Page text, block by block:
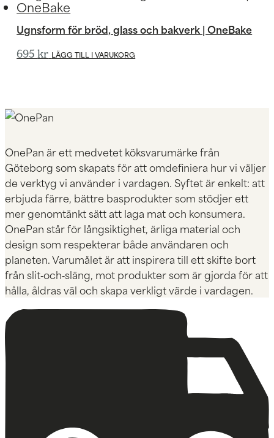
Ugnsform för bröd, glass och bakverk | OneBake
695kr LÄGG TILL I VARUKORG
OnePan är ett medvetet köksvarumärke från
Göteborg som skapats för att omdefiniera hur vi väljer
de verktyg vi använder i vardagen. Syftet är enkelt: att
erbjuda färre, bättre basprodukter som stödjer ett
mer genomtänkt sätt att laga mat och konsumera.
OnePan står för långsiktighet, ärliga material och
design som respekterar både användaren och
planeten. Varumålet är att inspirera till ett skifte bort
från slit‑och‑släng, mot produkter som är gjorda för att
hålla, åldras väl och skapa verkligt värde i vardagen.